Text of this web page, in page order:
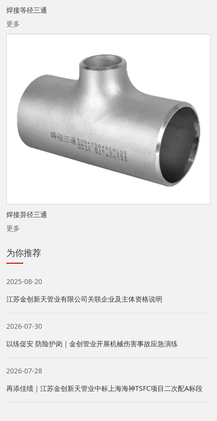
焊接等径三通
更多
焊接异径三通
更多
为你推荐
2025-08-20
江苏金创新天管业有限公司关联企业及主体资格说明
2026-07-30
以练促安 防险护岗｜金创管业开展机械伤害事故应急演练
2026-07-28
再添佳绩｜江苏金创新天管业中标上海海神TSFC项目二次配A标段